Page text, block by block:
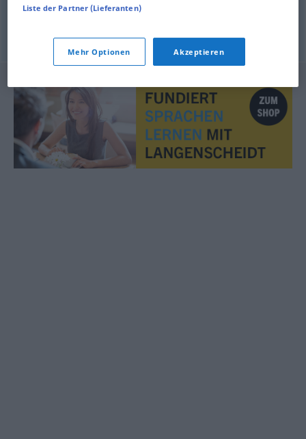
Energie,Tatkraft,Produktivität
© OpenThesaurus.de
Liste der Partner (Lieferanten)
Mehr Optionen Akzeptieren